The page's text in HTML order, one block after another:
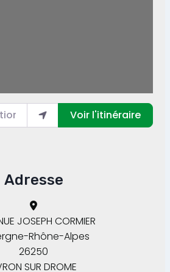
Enter your location
Voir l'itinéraire
Adresse
JOSEPH CORMIER
SUR DROME
Rhône-Alpes
26250